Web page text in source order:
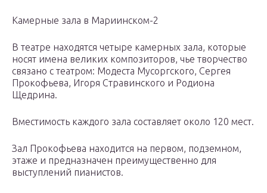
Камерные зала в Мариинском-2
В театре находятся четыре камерных зала, которые
носят имена великих композиторов, чье творчество
связано с театром: Модеста Мусоргского, Сергея
Прокофьева, Игоря Стравинского и Родиона
Щедрина.
Вместимость каждого зала составляет около 120 мест.
Зал Прокофьева находится на первом, подземном,
этаже и предназначен преимущественно для
выступлений пианистов.